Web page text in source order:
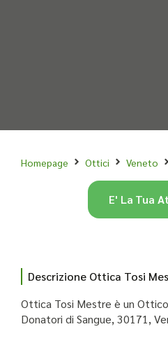
Homepage Ottici Veneto
Descrizione Ottica Tosi
Ottica Tosi Mestre è un
Donatori di Sangue, 30171,
E' La Tua